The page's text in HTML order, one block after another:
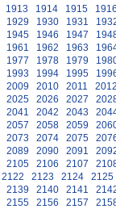
1913 1914 1915
1929 1930 1931
1945 1946 1947
1961 1962 1963
1977 1978 1979
1993 1994 1995
2009 2010 2011
2025 2026 2027
2041 2042 2043
2057 2058 2059
2073 2074 2075
2089 2090 2091
2105 2106 2107
2122 2123 2124
2125
2139 2140 2141
2155 2156 2157